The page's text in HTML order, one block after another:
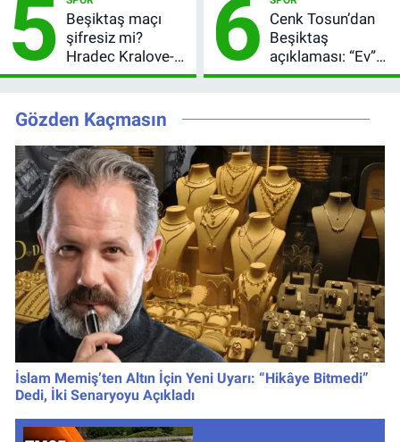
3. Ön Eleme Turu
5 Beşiktaş maçı
şifresiz mi?
Hradec Kralove-
Beşiktaş hangi
kaçta?
6 Cenk Tosun’dan
Beşiktaş
açıklaması: “Ev”
dedi, asıl mesajı
Gözden Kaçmasın
İslam Memiş’ten Altın İçin Yeni Uyarı: “Hikâye Bitmedi”
Dedi, İki Senaryoyu Açıkladı